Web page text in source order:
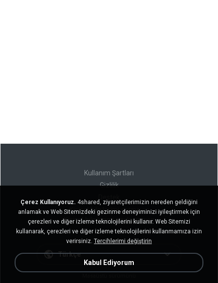
Kullanım Şartları
Gizlilik
Kişisel bilgilerimi satmayın
Kişisel bilgilerimi paylaşmayın
Türkçe
Çerez Kullanıyoruz. 4shared, ziyaretçilerimizin nereden geldiğini
anlamak ve Web Sitemizdeki gezinme deneyiminizi iyileştirmek için
çerezleri ve diğer izleme teknolojilerini kullanır. Web Sitemizi
kullanarak, çerezleri ve diğer izleme teknolojilerini kullanmamıza izin
verirsiniz. Tercihlerimi değiştirin
Kabul Ediyorum